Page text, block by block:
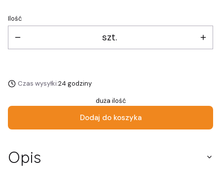
Ilość
szt.
Czas wysyłki:24 godziny
duża ilość
Dodaj do koszyka
Opis